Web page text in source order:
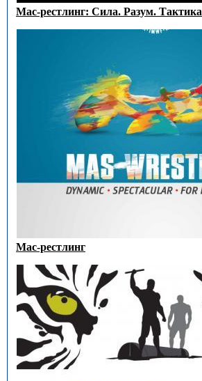
Мас-рестлинг: Сила. Разум. Тактика
Мас-рестлинг